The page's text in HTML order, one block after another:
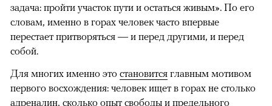
задача: пройти участок пути и остаться живым». По его
словам, именно в горах человек часто впервые
перестает притворяться — и перед другими, и перед
собой.
Для многих именно это становится главным мотивом
первого восхождения: человек ищет в горах не столько
адреналин, сколько опыт свободы и предельного